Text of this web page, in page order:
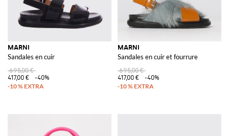
MARNI
Sandales en cuir
695,00 €
417,00 €
-40%
MARNI
Sandales en cuir et fourrure
695,00 €
417,00 €
-40%